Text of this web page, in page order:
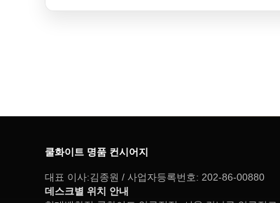
쿨화이트 명품 컨시어지
대표 이사:김종원 / 사업자등록번호: 202-86-00880
데스크별 위치 안내